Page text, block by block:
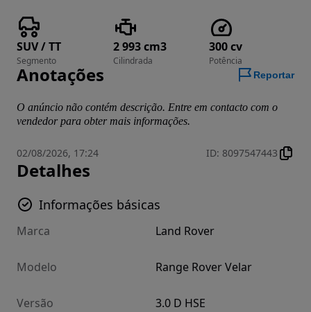
SUV / TT
Segmento
2 993 cm3
Cilindrada
300 cv
Potência
Anotações Reportar
O anúncio não contém descrição. Entre em contacto com o
vendedor para obter mais informações.
02/08/2026, 17:24 ID: 8097547443
Detalhes
Informações básicas
Marca Land Rover
Modelo Range Rover Velar
Versão 3.0 D HSE